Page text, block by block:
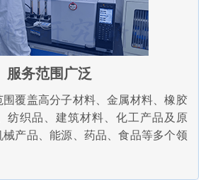
服务范围广泛
覆盖高分子材料、金属材料、橡胶
纺织品、建筑材料、化工产品及原
产品、能源、药品、食品等多个领